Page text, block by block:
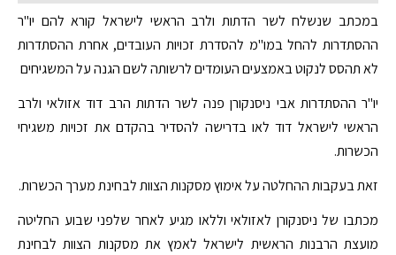
במכתב שנשלח לשר הדתות ולרב הראשי לישראל קורא להם יו"ר
ההסתדרות להחל במו"מ להסדרת זכויות העובדים, אחרת ההסתדרות
לא תהסס לנקוט באמצעים העומדים לרשותה לשם הגנה על המשגיחים
יו"ר ההסתדרות אבי ניסנקורן פנה לשר הדתות הרב דוד אזולאי ולרב
הראשי לישראל דוד לאו בדרישה להסדיר בהקדם את זכויות משגיחי
הכשרות.
זאת בעקבות ההחלטה על אימוץ מסקנות הצוות לבחינת מערך הכשרות.
מכתבו של ניסנקורן לאזולאי וללאו מגיע לאחר שלפני שבוע החליטה
מועצת הרבנות הראשית לישראל לאמץ את מסקנות הצוות לבחינת